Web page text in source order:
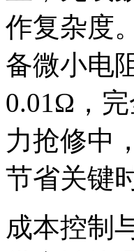
作复杂度
备微小电
0.01Ω，
力抢修中
节省关键
成本控制